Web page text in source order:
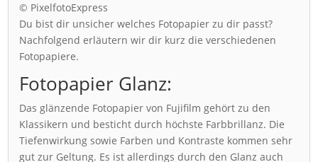
© PixelfotoExpress
Du bist dir unsicher welches Fotopapier zu dir passt?
Nachfolgend erläutern wir dir kurz die verschiedenen
Fotopapiere.
Fotopapier Glanz:
Das glänzende Fotopapier von Fujifilm gehört zu den
Klassikern und besticht durch höchste Farbbrillanz. Die
Tiefenwirkung sowie Farben und Kontraste kommen sehr
gut zur Geltung. Es ist allerdings durch den Glanz auch